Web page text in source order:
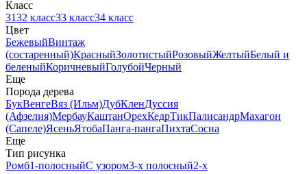
Класс
3132 класс33 класс34 класс
Цвет
БежевыйВинтаж
(состаренный)КрасныйЗолотистыйРозовыйЖелтыйБелый и
беленыйКоричневыйГолубойЧерный
Еще
Порода дерева
БукВенгеВяз (Ильм)ДубКленДуссия
(Афзелия)МербауКаштанОрехКедрТикПалисандрМахагон
(Сапеле)ЯсеньЯтобаПанга-пангаПихтаСосна
Еще
Тип рисунка
Ромб1-полосныйС узором3-х полосный2-х